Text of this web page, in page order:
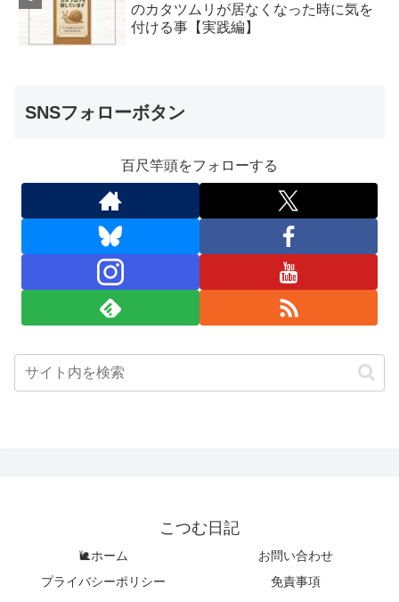
のカタツムリが居なくなった時に気を
付ける事【実践編】
SNSフォローボタン
百尺竿頭をフォローする
こつむ日記
🐌ホーム
お問い合わせ
プライバシーポリシー
免責事項